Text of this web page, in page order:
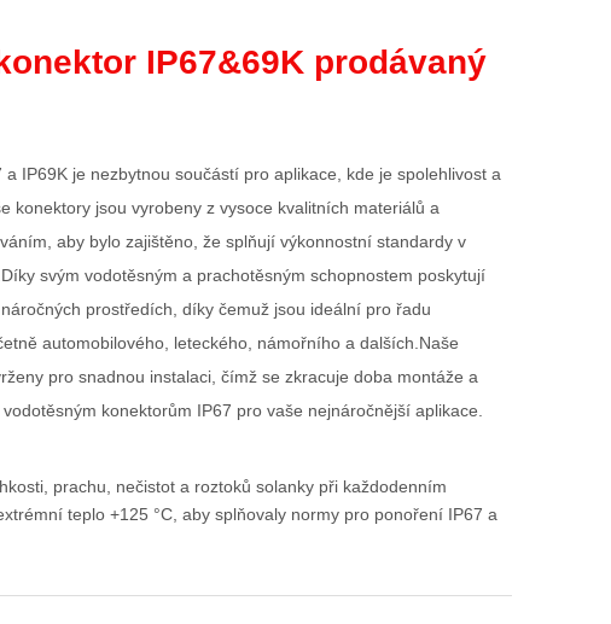
IP67&69K prodávaný
a IP69K je nezbytnou součástí pro aplikace, kde je spolehlivost a
konektory jsou vyrobeny z vysoce kvalitních materiálů a
aby bylo zajištěno, že splňují výkonnostní standardy v
svým vodotěsným a prachotěsným schopnostem poskytují
prostředích, díky čemuž jsou ideální pro řadu
automobilového, leteckého, námořního a dalších.Naše
pro snadnou instalaci, čímž se zkracuje doba montáže a
konektorům IP67 pro vaše nejnáročnější aplikace.
prachu, nečistot a roztoků solanky při každodenním
teplo +125 °C, aby splňovaly normy pro ponoření IP67 a